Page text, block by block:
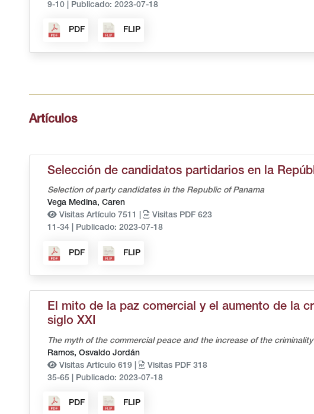
9-10
Publicado: 2023-07-18
PDF FLIP
Artículos
Selección de candidatos partidarios en la
Selection of party candidates in the Republic of Panama
Vega Medina, Caren
Visitas Artículo 7511 |
Visitas PDF 623
11-34
Publicado: 2023-07-18
PDF FLIP
El mito de la paz comercial y el aumento de la
siglo XXI
The myth of the commercial peace and the increase of the
Ramos, Osvaldo Jordán
Visitas Artículo 619 |
Visitas PDF 318
35-65
Publicado: 2023-07-18
PDF FLIP